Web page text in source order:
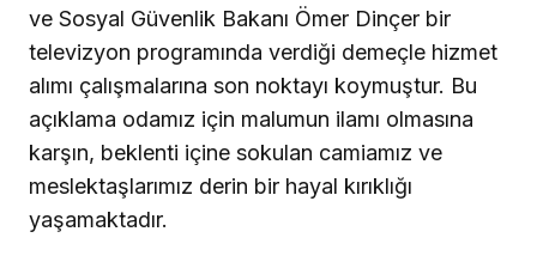
ve Sosyal Güvenlik Bakanı Ömer Dinçer bir
televizyon programında verdiği demeçle hizmet
alımı çalışmalarına son noktayı koymuştur. Bu
açıklama odamız için malumun ilamı olmasına
karşın, beklenti içine sokulan camiamız ve
meslektaşlarımız derin bir hayal kırıklığı
yaşamaktadır.